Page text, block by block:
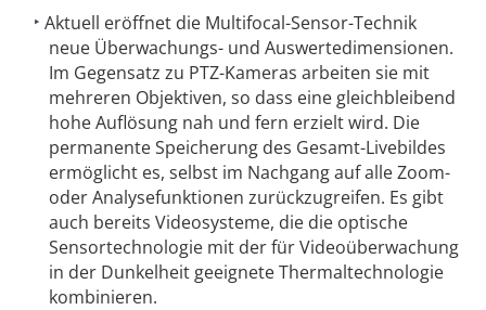
Aktuell eröffnet die Multifocal-Sensor-Technik
neue Überwachungs- und Auswertedimensionen.
Im Gegensatz zu PTZ-Kameras arbeiten sie mit
mehreren Objektiven, so dass eine gleichbleibend
hohe Auflösung nah und fern erzielt wird. Die
permanente Speicherung des Gesamt-Livebildes
ermöglicht es, selbst im Nachgang auf alle Zoom-
oder Analysefunktionen zurückzugreifen. Es gibt
auch bereits Videosysteme, die die optische
Sensortechnologie mit der für Videoüberwachung
in der Dunkelheit geeignete Thermaltechnologie
kombinieren.